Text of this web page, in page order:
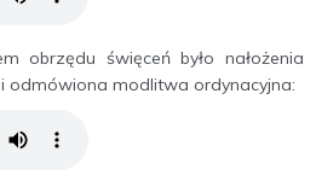
obrzędu święceń było nałożenia
odmówiona modlitwa ordynacyjna: